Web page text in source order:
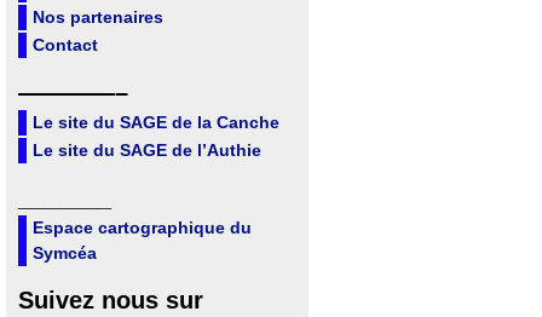
Nos partenaires
Contact
————–
Le site du SAGE de la Canche
Le site du SAGE de l’Authie
Espace cartographique du
Symcéa
Suivez nous sur